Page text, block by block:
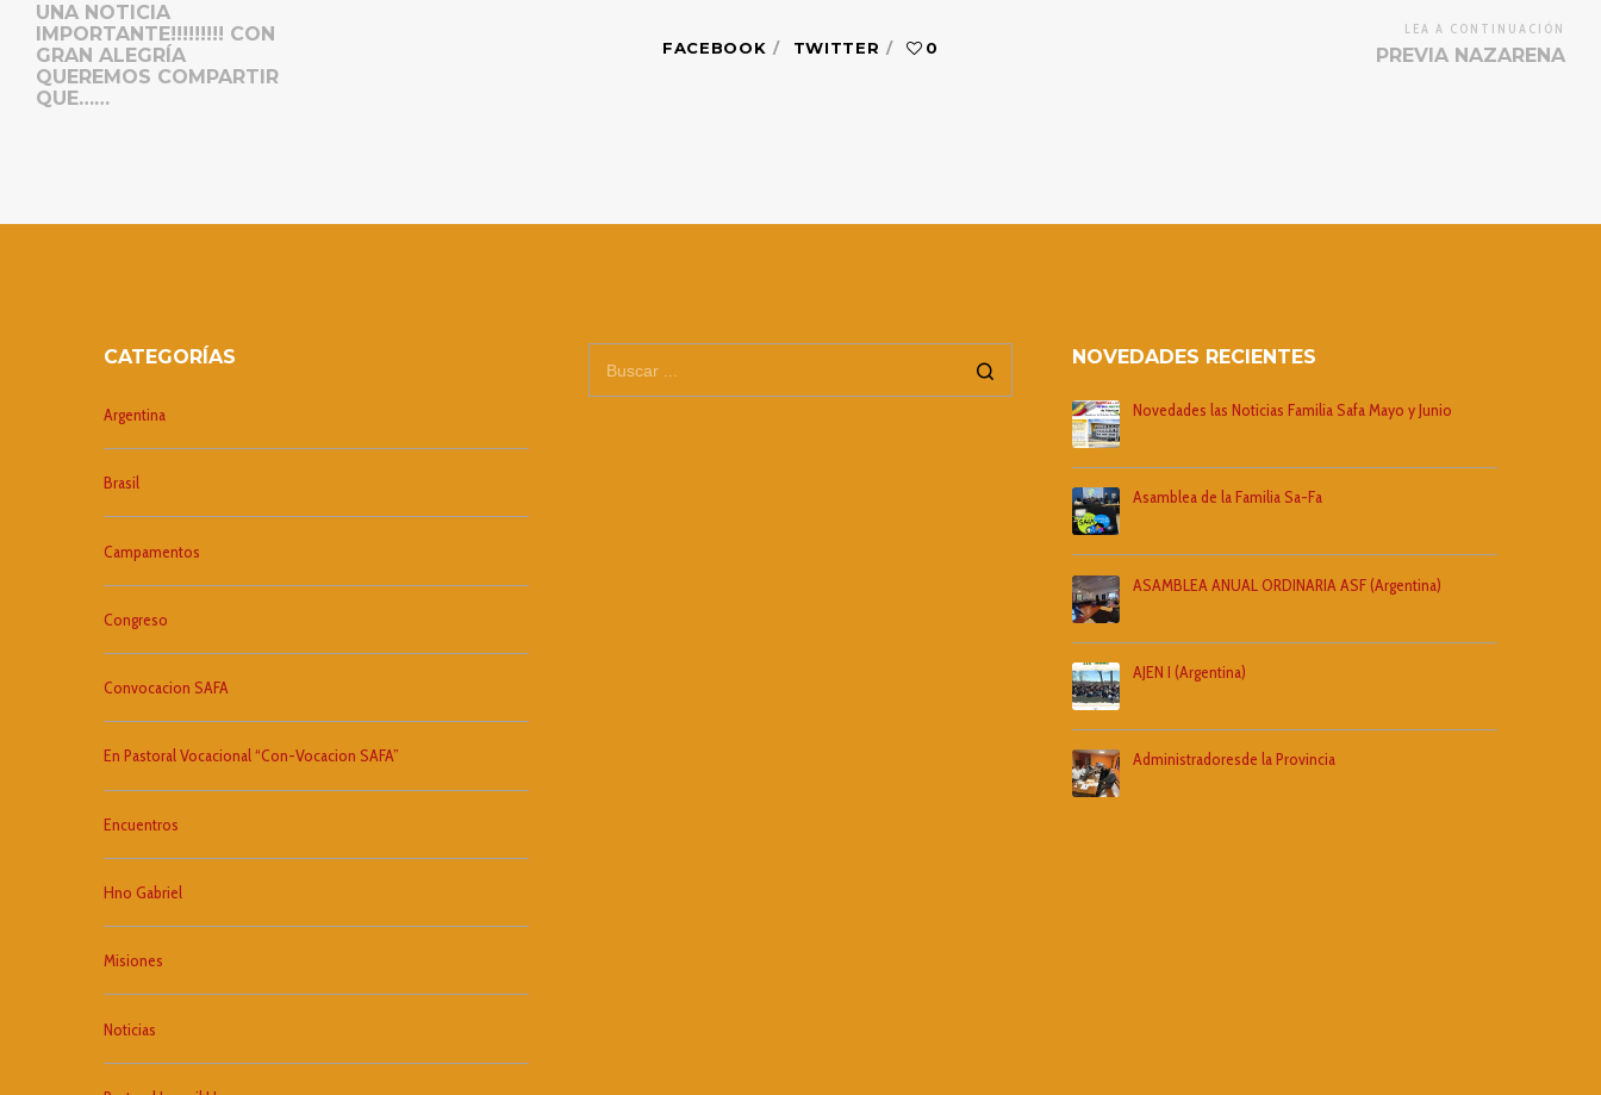
UNA NOTICIA
IMPORTANTE!!!!!!!!! CON
GRAN ALEGRÍA
QUEREMOS COMPARTIR
QUE……
FACEBOOK TWITTER 0
LEA A CONTINUACIÓN
PREVIA NAZARENA
CATEGORÍAS
Argentina
Brasil
Campamentos
Congreso
Convocacion SAFA
En Pastoral Vocacional “Con-Vocacion SAFA”
Encuentros
Hno Gabriel
Misiones
Noticias
NOVEDADES RECIENTES
Novedades las Noticias Familia Safa Mayo y Junio
Asamblea de la Familia Sa-Fa
ASAMBLEA ANUAL ORDINARIA ASF (Argentina)
AJEN I (Argentina)
Administradoresde la Provincia